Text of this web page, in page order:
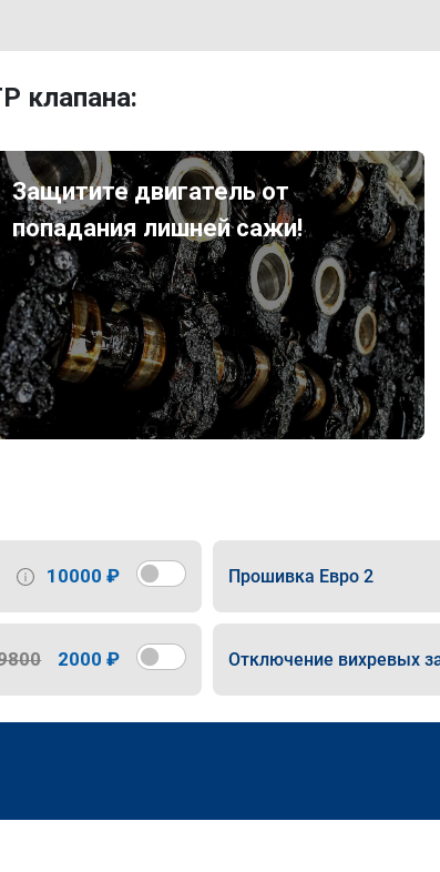
клапана:
Защитите двигатель от
попадания лишней сажи!
10000 ₽ Прошивка Евро 2
2000 ₽ Отключение вихревых